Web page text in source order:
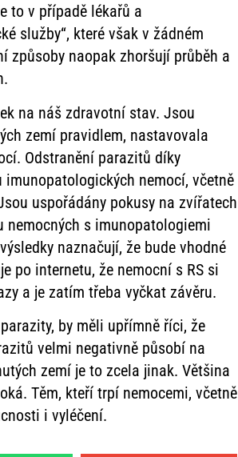
to v případě lékařů a
služby“, které však v žádném
způsoby naopak zhoršují průběh a
na náš zdravotní stav. Jsou
zemí pravidlem, nastavovala
Odstranění parazitů díky
nemocí, včetně
uspořádány pokusy na zvířatech
s imunopatologiemi
naznačují, že bude vhodné
po internetu, že nemocní s RS si
a je zatím třeba vyčkat závěru.
by měli upřímně říci, že
velmi negativně působí na
zemí je to zcela jinak. Většina
Těm, kteří trpí nemocemi, včetně
i vyléčení.